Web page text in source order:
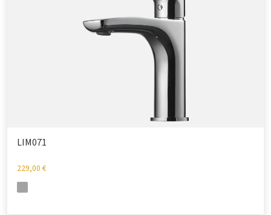
LIM071
229,00 €